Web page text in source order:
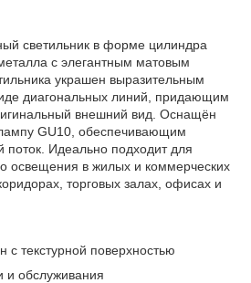
светильник в форме цилиндра
с элегантным матовым
украшен выразительным
диагональных линий, придающим
внешний вид. Оснащён
GU10, обеспечивающим
поток. Идеально подходит для
освещения в жилых и коммерческих
торговых залах, офисах и
с текстурной поверхностью
и обслуживания